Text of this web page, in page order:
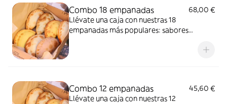
Combo 18 empanadas
68,00 €
Llévate una caja con nuestras 18
empanadas más populares: sabores
Combo 12 empanadas
45,60 €
Llévate una caja con nuestras 12